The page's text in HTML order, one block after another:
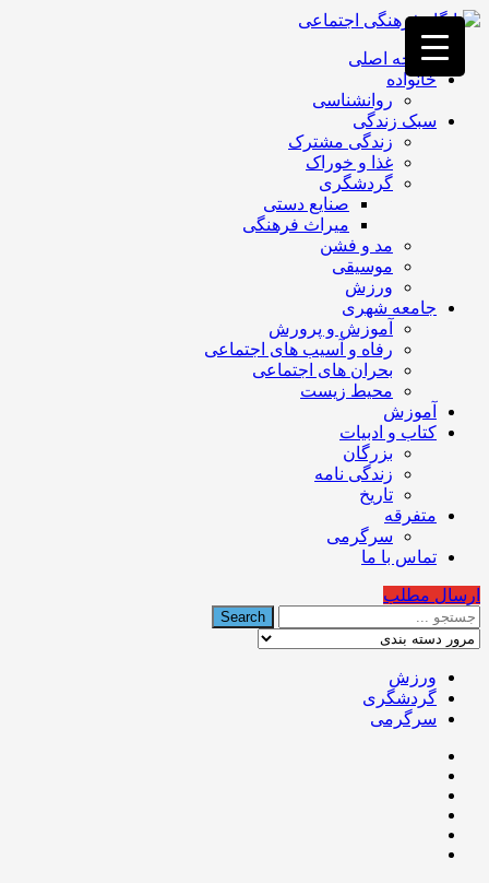
فصد
خون
غرب
تهران
خشکشویی
تصفیه
تهران
صفحه اصلی
خانواده
روانشناسی
سبک زندگی
زندگی مشترک
غذا و خوراک
گردشگری
صنایع دستی
میراث فرهنگی
مد و فشن
موسیقی
ورزش
جامعه شهری
آموزش و پرورش
رفاه و آسیب های اجتماعی
بحران های اجتماعی
محیط زیست
آموزش
کتاب و ادبیات
بزرگان
زندگی نامه
تاریخ
متفرقه
سرگرمی
تماس با ما
ارسال مطلب
ورزش
گردشگری
سرگرمی